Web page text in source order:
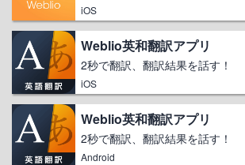
iOS
Weblio英和翻訳アプリ
2秒で翻訳、翻訳結果を話す！
iOS
Weblio英和翻訳アプリ
2秒で翻訳、翻訳結果を話す！
Android